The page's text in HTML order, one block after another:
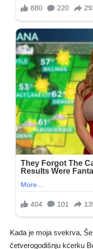
Kada je moja svekrva,
četverogodišnju kćerku